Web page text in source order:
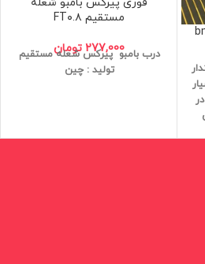
مستقیم FT۰.۸
277,000 تومان درب بامبو پیرکس شعله مستقیم
تولید : چین